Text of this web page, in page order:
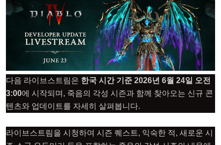
다음 라이브스트림은 한국 시간 기준 2026년 6월 24일 오전
3:00에 시작되며, 죽음의 각성 시즌과 함께 찾아오는 신규 콘
텐츠와 업데이트를 자세히 살펴봅니다.
라이브스트림을 시청하여 시즌 퀘스트, 익숙한 적, 새로운 시